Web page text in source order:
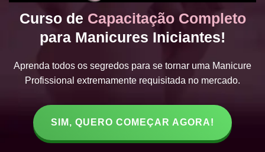
Curso de Capacitação Completo
para Manicures Iniciantes!
Aprenda todos os segredos para se tornar uma Manicure
Profissional extremamente requisitada no mercado.
SIM, QUERO COMEÇAR AGORA!